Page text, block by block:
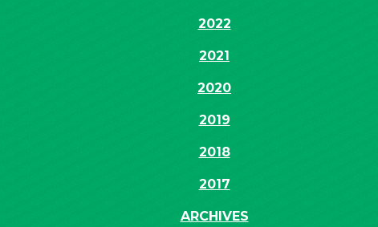
2022
2021
2020
2019
2018
2017
ARCHIVES